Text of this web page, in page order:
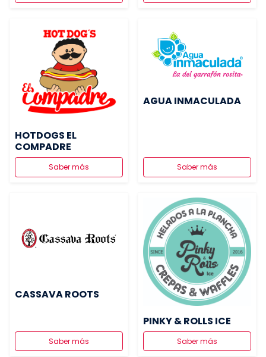
HOTDOGS EL
COMPADRE
Saber más
AGUA INMACULADA
Saber más
CASSAVA ROOTS
Saber más
PINKY & ROLLS ICE
Saber más